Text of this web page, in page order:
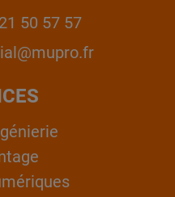
50 57 57